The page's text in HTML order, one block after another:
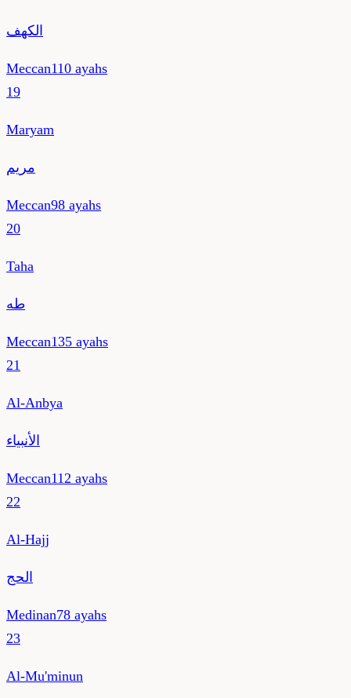
الكهف
Meccan110 ayahs
19
Maryam
مريم
Meccan98 ayahs
20
Taha
طه
Meccan135 ayahs
21
Al-Anbya
الأنبياء
Meccan112 ayahs
22
Al-Hajj
الحج
Medinan78 ayahs
23
Al-Mu'minun